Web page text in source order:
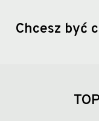
Chcesz być